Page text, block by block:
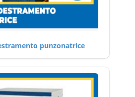
punzonatrice